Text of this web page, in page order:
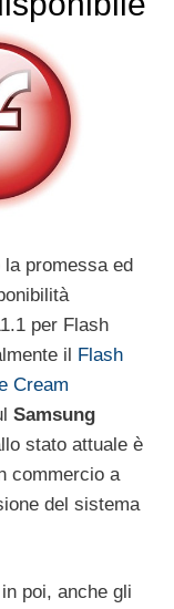
la promessa ed
per Flash
il Flash
Cream
Samsung
stato attuale è
commercio a
del sistema
poi, anche gli